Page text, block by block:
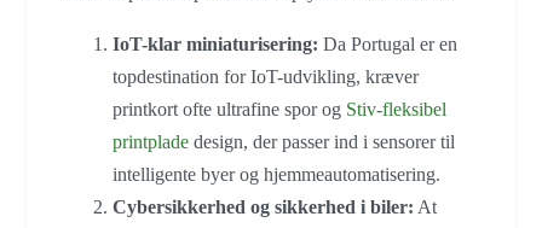
IoT-klar miniaturisering: Da Portugal er en
topdestination for IoT-udvikling, kræver
printkort ofte ultrafine spor og Stiv-fleksibel
printplade design, der passer ind i sensorer til
intelligente byer og hjemmeautomatisering.
Cybersikkerhed og sikkerhed i biler: At